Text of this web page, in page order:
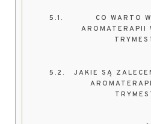
CO WARTO
AROMATERAPII
JAKIE SĄ